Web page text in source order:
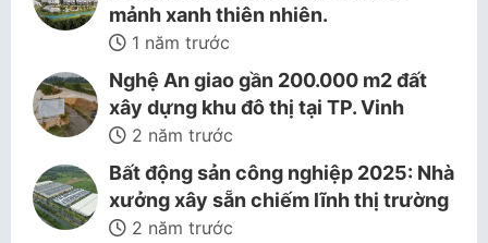
mảnh xanh thiên nhiên.
1 năm trước
Nghệ An giao gần 200.000 m2 đất
xây dựng khu đô thị tại TP. Vinh
2 năm trước
Bất động sản công nghiệp 2025: Nhà
xưởng xây sẵn chiếm lĩnh thị trường
2 năm trước